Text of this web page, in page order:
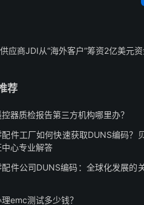
应商JDI从“海外客户”筹资2亿美元
荐
器质检报告第三方机构哪里办？
件工厂如何快速获取DUNS编码？
中心专业解答
件公司DUNS编码：全球化发展的
emc测试多少钱？